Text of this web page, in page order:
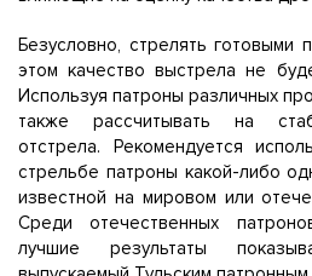
Безусловно, стрелять готовыми
этом качество выстрела не
Используя патроны различных
также рассчитывать на
отстрела. Рекомендуется
стрельбе патроны какой-либо
известной на мировом или
Среди отечественных
лучшие результаты